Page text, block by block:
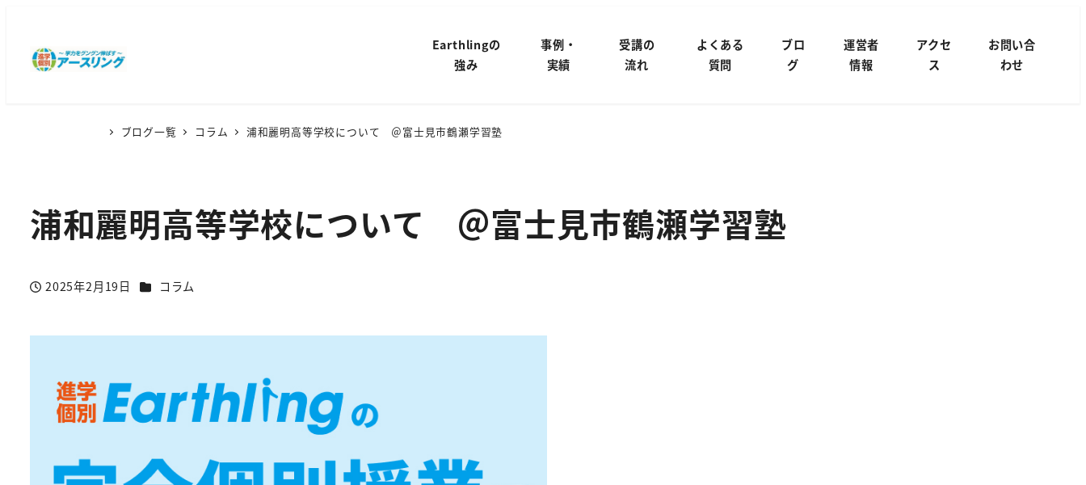
Earthlingの
強み
事例・
実績
受講の
流れ
よくある
質問
ブロ
グ
運営者
情報
アクセ
ス
お問い合
わせ
ブログ一覧 コラム 浦和麗明高等学校について ＠富士見市鶴瀬学習塾
浦和麗明高等学校について ＠富士見市鶴瀬学習塾
投稿日
2025年2月19日 カテゴリー
コラム